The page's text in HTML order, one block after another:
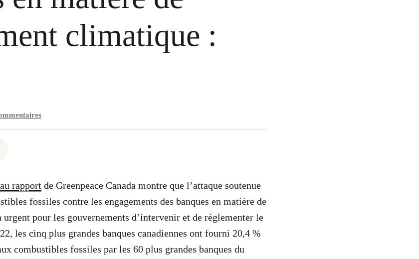
climatique :
rapport de Greenpeace Canada montre que l’attaque soutenue
fossiles contre les engagements des banques en matière de
pour les gouvernements d’intervenir et de réglementer le
les cinq plus grandes banques canadiennes ont fourni 20,4 %
combustibles fossiles par les 60 plus grandes banques du